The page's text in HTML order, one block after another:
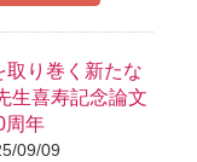
取り巻く新たな
生喜寿記念論文
周年
09/09